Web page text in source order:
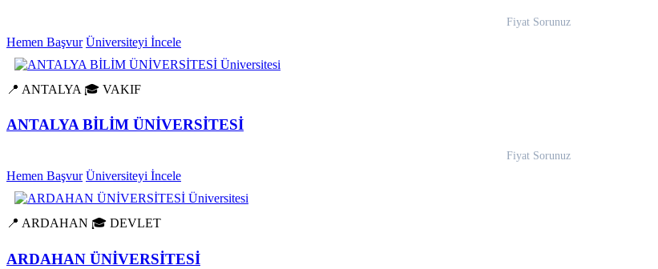
Fiyat Sorunuz
Hemen Başvur Üniversiteyi İncele
📍 ANTALYA 🎓 VAKIF
ANTALYA BİLİM ÜNİVERSİTESİ
Fiyat Sorunuz
Hemen Başvur Üniversiteyi İncele
📍 ARDAHAN 🎓 DEVLET
ARDAHAN ÜNİVERSİTESİ